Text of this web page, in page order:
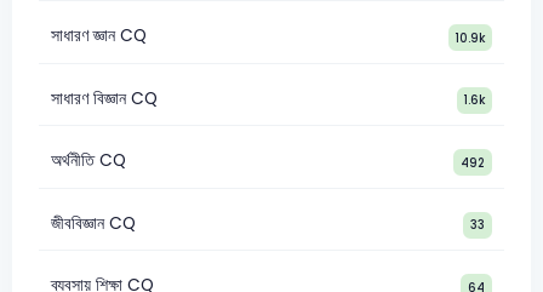
সাধারণ জ্ঞান CQ 10.9k
সাধারণ বিজ্ঞান CQ 1.6k
অর্থনীতি CQ 492
জীববিজ্ঞান CQ 33
ব্যবসায় শিক্ষা CQ 64